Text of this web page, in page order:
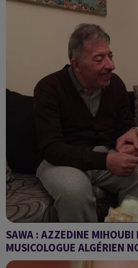
SAWA : AZZEDINE MIHOUBI
MUSICOLOGUE ALGÉRIEN
hommage au musicologue